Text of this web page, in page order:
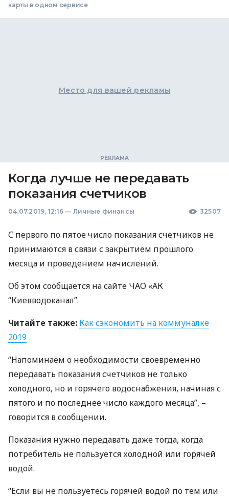
карты в одном сервисе
Место для вашей рекламы
Когда лучше не передавать
показания счетчиков
04.07.2019, 12:16 — Личные финансы 32507
С первого по пятое число показания счетчиков не
принимаются в связи с закрытием прошлого
месяца и проведением начислений.
Об этом сообщается на сайте ЧАО «АК
“Киевводоканал”.
Читайте также: Как сэкономить на коммуналке
2019
“Напоминаем о необходимости своевременно
передавать показания счетчиков не только
холодного, но и горячего водоснабжения, начиная с
пятого и по последнее число каждого месяца”, –
говорится в сообщении.
Показания нужно передавать даже тогда, когда
потребитель не пользуется холодной или горячей
водой.
“Если вы не пользуетесь горячей водой по тем или